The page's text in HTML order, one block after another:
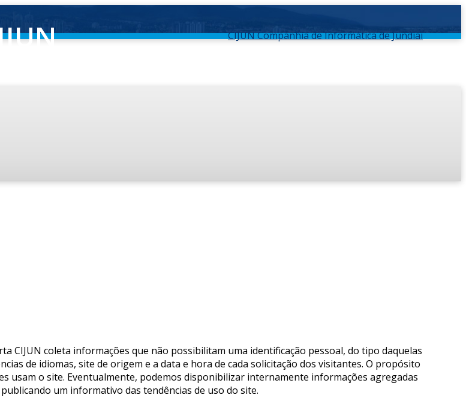
CIJUN Companhia de Informática de Jundiaí
CIJUN coleta informações que não possibilitam uma identificação pessoal, do tipo daquelas
de idiomas, site de origem e a data e hora de cada solicitação dos visitantes. O propósito
usam o site. Eventualmente, podemos disponibilizar internamente informações agregadas
um informativo das tendências de uso do site.